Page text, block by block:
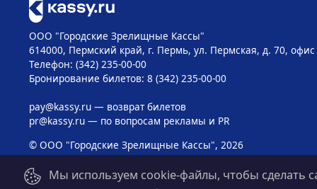
ООО "Городские Зрелищные Кассы"
614000, Пермский край, г. Пермь, ул. Пермская, д. 70, офис
Телефон: (342) 235-00-00
Бронирование билетов: 8 (342) 235-00-00
pay@kassy.ru— возврат билетов
pr@kassy.ru— по вопросам рекламы и PR
© ООО "Городские Зрелищные Кассы", 2026
Мы используем cookie-файлы, чтобы сделать